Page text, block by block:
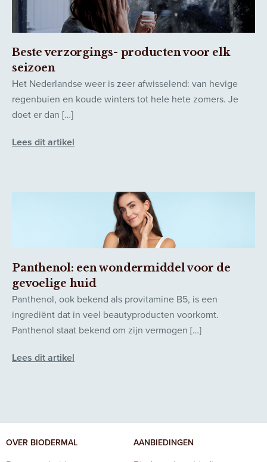
Beste verzorgings- producten voor elk
seizoen
Het Nederlandse weer is zeer afwisselend: van hevige
regenbuien en koude winters tot hele hete zomers. Je
doet er dan […]
Lees dit artikel
Panthenol: een wondermiddel voor de
gevoelige huid
Panthenol, ook bekend als provitamine B5, is een
ingrediënt dat in veel beautyproducten voorkomt.
Panthenol staat bekend om zijn vermogen […]
Lees dit artikel
OVER BIODERMAL AANBIEDINGEN